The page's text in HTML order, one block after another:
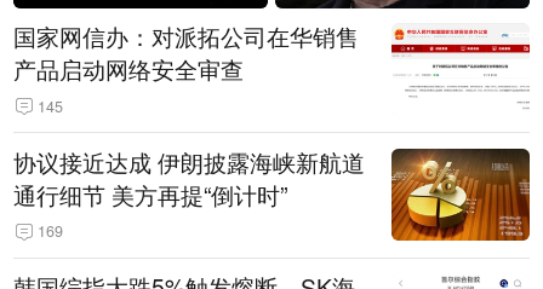
国家网信办：对派拓公司在华销售
产品启动网络安全审查
145
协议接近达成 伊朗披露海峡新航道
通行细节 美方再提“倒计时”
169